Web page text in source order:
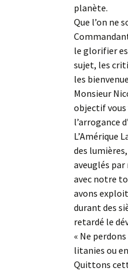
planète.
Que l’on ne
le glorifier
sujet, les
les
Monsieur
objectif vous
l’arrogance
L’Amérique
des
aveuglés
avec notre
avons
durant des
retardé le
« Ne
litanies ou
Quittons